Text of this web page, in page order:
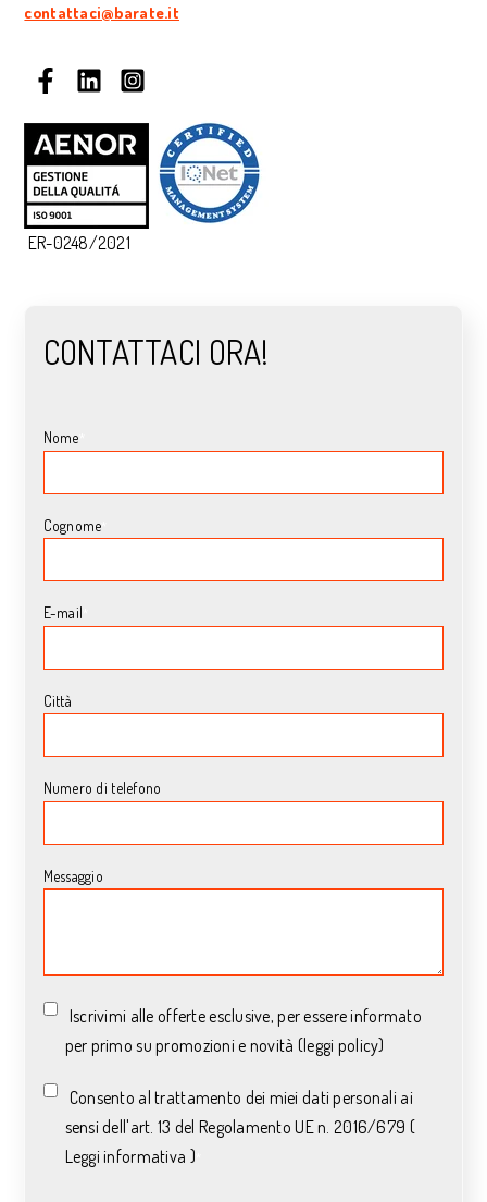
contattaci@barate.it
ER-0248/2021
CONTATTACI ORA!
Nome
Cognome
E-mail
Città
Numero di telefono
Messaggio
Iscrivimi alle offerte esclusive, per essere informato
per primo su promozioni e novità (leggi policy)
Consento al trattamento dei miei dati personali ai
sensi dell'art. 13 del Regolamento UE n. 2016/679 (
Leggi informativa )